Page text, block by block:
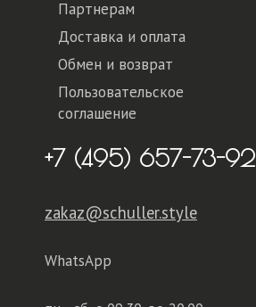
Партнерам
Доставка и оплата
Обмен и возврат
Пользовательское
соглашение
+7 (495) 657-73-92
zakaz@schuller.style
WhatsApp